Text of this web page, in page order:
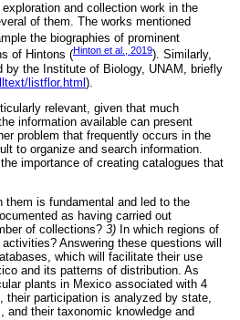
and collection work in the
of them. The works mentioned
the biographies of prominent
of Hintons (Hinton et al., 2019). Similarly,
by the Institute of Biology, UNAM, briefly
listflor.html ).
relevant, given that much
information available can present
problem that frequently occurs in the
to organize and search information.
importance of creating catalogues that
them is fundamental and led to the
as having carried out
of collections? 3) In which regions of
Answering these questions will
which will facilitate their use
and its patterns of distribution. As
plants in Mexico associated with 4
their participation is analyzed by state,
their taxonomic knowledge and